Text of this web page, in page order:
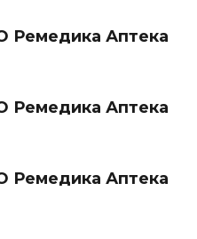
Ремедика Аптека
Ремедика Аптека
Ремедика Аптека